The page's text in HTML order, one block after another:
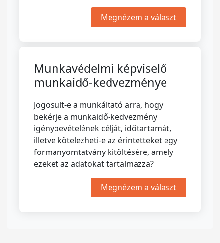
Megnézem a választ
Munkavédelmi képviselő
munkaidő-kedvezménye
Jogosult-e a munkáltató arra, hogy
bekérje a munkaidő-kedvezmény
igénybevételének célját, időtartamát,
illetve kötelezheti-e az érintetteket egy
formanyomtatvány kitöltésére, amely
ezeket az adatokat tartalmazza?
Megnézem a választ